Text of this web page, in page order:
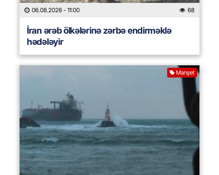
06.08.2026 - 11:00 68
İran ərəb ölkələrinə zərbə endirməklə
hədələyir
Manşet